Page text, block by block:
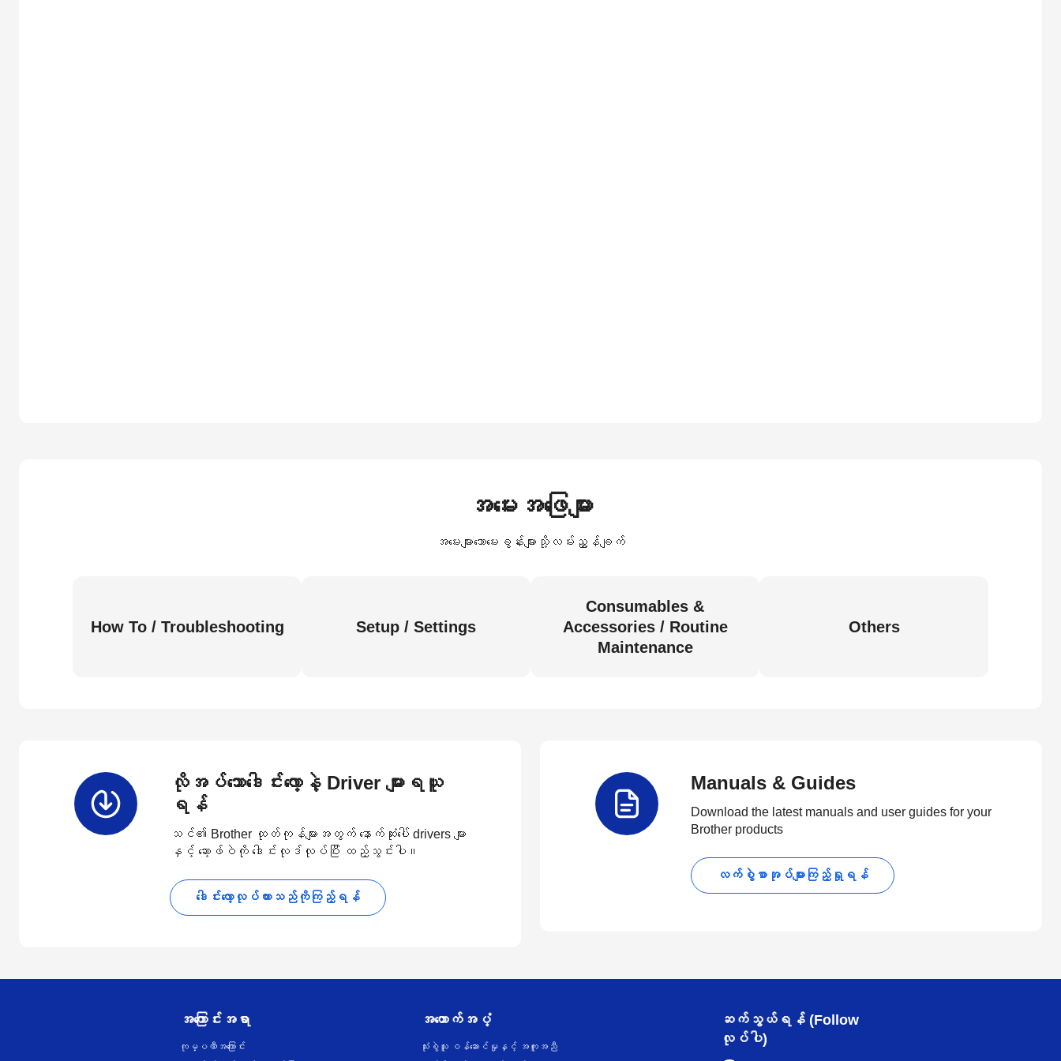
အမေးအဖြေများ
အမေးများသောမေးခွန်းများသို့လမ်းညွှန်ချက်
How To / Troubleshooting Setup / Settings
Consumables &
Accessories / Routine
Maintenance
Others
လိုအပ်သောဒေါင်းလော့နဲ့ Driver များရယူ
ရန်
သင်၏ Brother ထုတ်ကုန်များအတွက် နောက်ဆုံးပေါ် drivers များ
နှင့် ဆော့ဖ်ဝဲကို ဒေါင်းလုဒ်လုပ်ပြီး ထည့်သွင်းပါ။
ဒေါင်းလော့လုပ်ထားသည်ကိုကြည့်ရန်
Manuals & Guides
Download the latest manuals and user guides for your
Brother products
လက်စွဲစာအုပ်များကြည့်ရှုရန်
အကြောင်းအရာ
ကုမ္ပဏီအကြောင်း
အထောက်အပံ့
သုံးစွဲသူ ဝန်ဆောင်မှုနှင့် အကူအညီ
ဆက်သွယ်ရန် (Follow
လုပ်ပါ)